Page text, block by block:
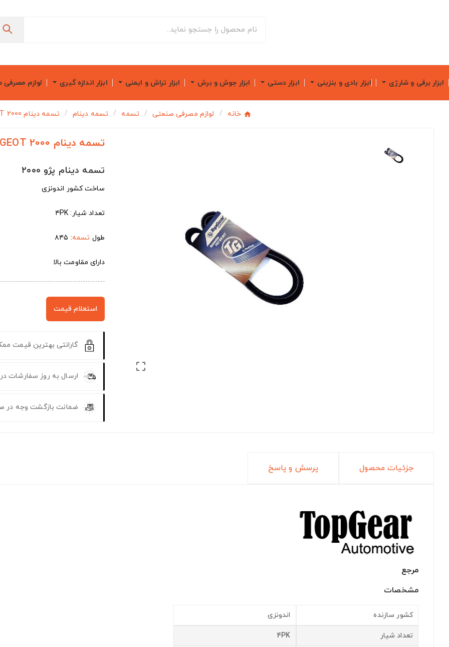
ابزار برقی و شارژی ابزار بادی و بنزینی ابزار دستی ابزار جوش و برش ابزار تراش و ایمنی ابزار اندازه گیری لوازم
خانه لوازم مصرفی صنعتی تسمه تسمه دینام تسمه دینام PEUGEOT 2000

تسمه دینام PEUGEOT 2000
تسمه دینام پژو ۲۰۰۰
ساخت کشور اندونزی
تعداد شیار: ۴PK
طول تسمه: ۸۴۵
دارای مقاومت بالا
استعلام قیمت
گارانتی بهترین قیمت
ارسال به روز سفارشات
ضمانت بازگشت وجه در
جزئیات محصول پرسش و پاسخ
مرجع
مشخصات
کشور سازنده اندونزی
تعداد شیار 4PK